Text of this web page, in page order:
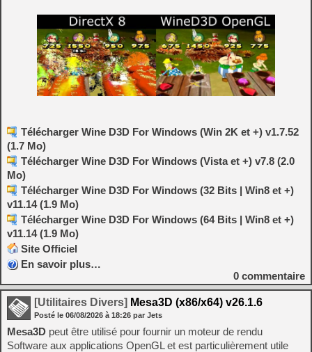
Télécharger Wine D3D For Windows (Win 2K et +) v1.7.52
(1.7 Mo)
Télécharger Wine D3D For Windows (Vista et +) v7.8 (2.0
Mo)
Télécharger Wine D3D For Windows (32 Bits | Win8 et +)
v11.14 (1.9 Mo)
Télécharger Wine D3D For Windows (64 Bits | Win8 et +)
v11.14 (1.9 Mo)
Site Officiel
En savoir plus…
0 commentaire
[Utilitaires Divers] Mesa3D (x86/x64) v26.1.6
Posté le 06/08/2026 à 18:26 par Jets
Mesa3D peut être utilisé pour fournir un moteur de rendu
Software aux applications OpenGL et est particulièrement utile